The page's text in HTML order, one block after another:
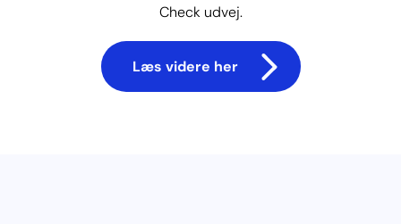
Check udvej.
Læs videre her